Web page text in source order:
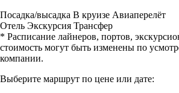
Посадка/высадка В круизе Авиаперелёт
Отель Экскурсия Трансфер
* Расписание лайнеров, портов,
стоимость могут быть изменены по
компании.
Выберите маршрут по цене или дате: